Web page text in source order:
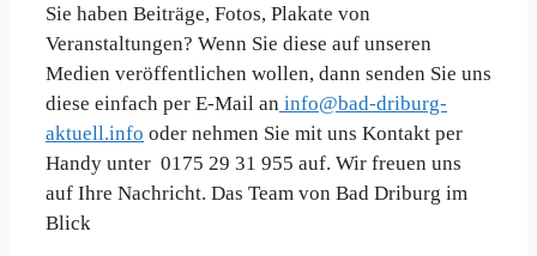
Sie haben Beiträge, Fotos, Plakate von
Veranstaltungen? Wenn Sie diese auf unseren
Medien veröffentlichen wollen, dann senden Sie uns
diese einfach per E-Mail an info@bad-driburg-
aktuell.info oder nehmen Sie mit uns Kontakt per
Handy unter 0175 29 31 955 auf. Wir freuen uns
auf Ihre Nachricht. Das Team von Bad Driburg im
Blick